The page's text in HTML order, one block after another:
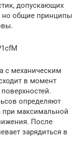
допускающих
но общие принципы
с механическим
в момент
определяют
при максимальной
После
зарядиться в